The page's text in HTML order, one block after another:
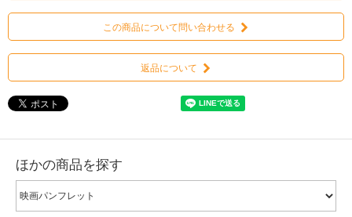
この商品について問い合わせる
返品について
ほかの商品を探す